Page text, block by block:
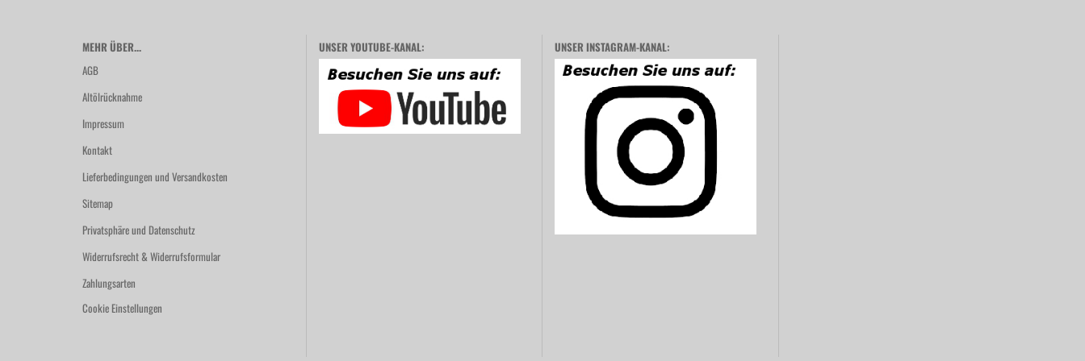
MEHR ÜBER...
AGB
Altölrücknahme
Impressum
Kontakt
Lieferbedingungen und Versandkosten
Sitemap
Privatsphäre und Datenschutz
Widerrufsrecht & Widerrufsformular
Zahlungsarten
Cookie Einstellungen
UNSER YOUTUBE-KANAL: UNSER INSTAGRAM-KANAL: